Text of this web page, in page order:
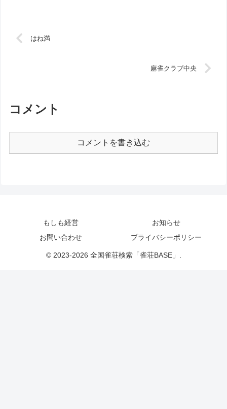
はね満
麻雀クラブ中央
コメント
コメントを書き込む
もしも経営
お知らせ
お問い合わせ
プライバシーポリシー
© 2023-2026 全国雀荘検索「雀荘BASE」.